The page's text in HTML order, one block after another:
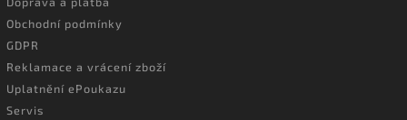
Obchodní podmínky
GDPR
Reklamace a vrácení zboží
Uplatnění ePoukazu
Servis